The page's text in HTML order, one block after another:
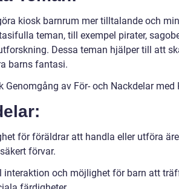
kiosk barnrum mer tilltalande och
teman, till exempel pirater,
Dessa teman hjälper till att
barns fantasi.
Genomgång av För- och Nackdelar med
för föräldrar att handla eller utföra
förvar.
interaktion och möjlighet för barn att